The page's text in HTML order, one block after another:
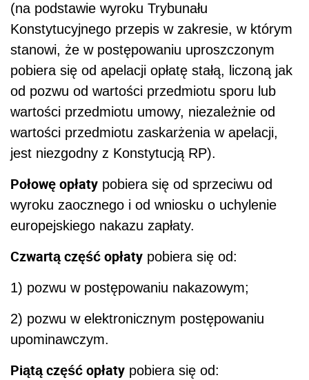
(na podstawie wyroku Trybunału
Konstytucyjnego przepis w zakresie, w którym
stanowi, że w postępowaniu uproszczonym
pobiera się od apelacji opłatę stałą, liczoną jak
od pozwu od wartości przedmiotu sporu lub
wartości przedmiotu umowy, niezależnie od
wartości przedmiotu zaskarżenia w apelacji,
jest niezgodny z Konstytucją RP).
Połowę opłaty pobiera się od sprzeciwu od
wyroku zaocznego i od wniosku o uchylenie
europejskiego nakazu zapłaty.
Czwartą część opłaty pobiera się od:
1) pozwu w postępowaniu nakazowym;
2) pozwu w elektronicznym postępowaniu
upominawczym.
Piątą część opłaty pobiera się od: